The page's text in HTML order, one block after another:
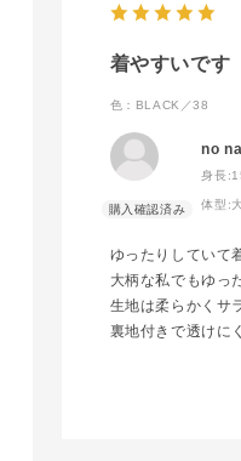
着やすいです
色：BLACK／38
no
身長:
体型:
ゆったりしていて
大柄な私でもゆっ
生地は柔らかくサ
裏地付きで透けに